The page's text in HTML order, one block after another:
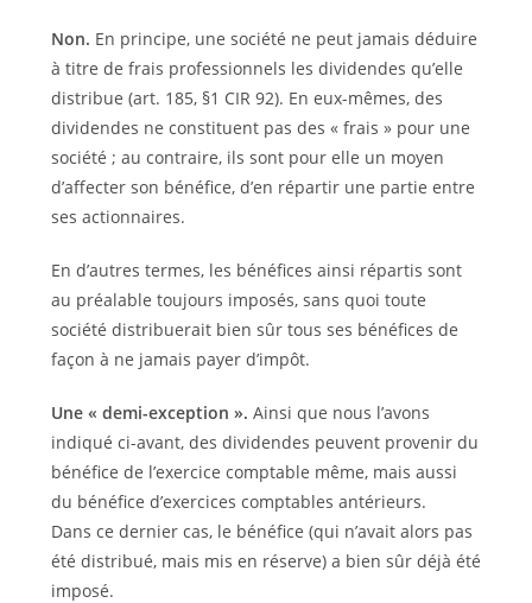
Non. En principe, une société ne peut jamais déduire
à titre de frais professionnels les dividendes qu’elle
distribue (art. 185, §1 CIR 92). En eux-mêmes, des
dividendes ne constituent pas des « frais » pour une
société ; au contraire, ils sont pour elle un moyen
d’affecter son bénéfice, d’en répartir une partie entre
ses actionnaires.
En d’autres termes, les bénéfices ainsi répartis sont
au préalable toujours imposés, sans quoi toute
société distribuerait bien sûr tous ses bénéfices de
façon à ne jamais payer d’impôt.
Une « demi-exception ». Ainsi que nous l’avons
indiqué ci-avant, des dividendes peuvent provenir du
bénéfice de l’exercice comptable même, mais aussi
du bénéfice d’exercices comptables antérieurs.
Dans ce dernier cas, le bénéfice (qui n’avait alors pas
été distribué, mais mis en réserve) a bien sûr déjà été
imposé.